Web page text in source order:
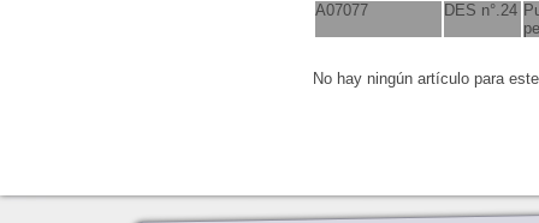
A07077
DES n°.24
No hay ningún artículo para